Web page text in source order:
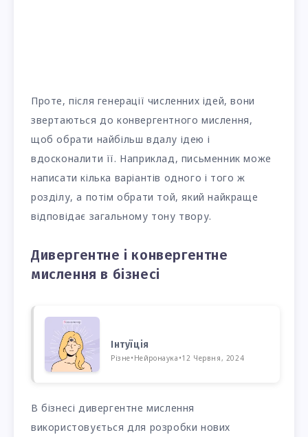
Проте, після генерації численних ідей, вони
звертаються до конвергентного мислення,
щоб обрати найбільш вдалу ідею і
вдосконалити її. Наприклад, письменник може
написати кілька варіантів одного і того ж
розділу, а потім обрати той, який найкраще
відповідає загальному тону твору.
Дивергентне і конвергентне
мислення в бізнесі
Інтуїція
Різне• Нейронаука •12 Червня, 2024
В бізнесі дивергентне мислення
використовується для розробки нових